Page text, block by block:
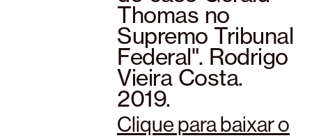
Thomas no
Supremo Tribunal
Federal". Rodrigo
Vieira Costa.
2019.
Clique para baixar o